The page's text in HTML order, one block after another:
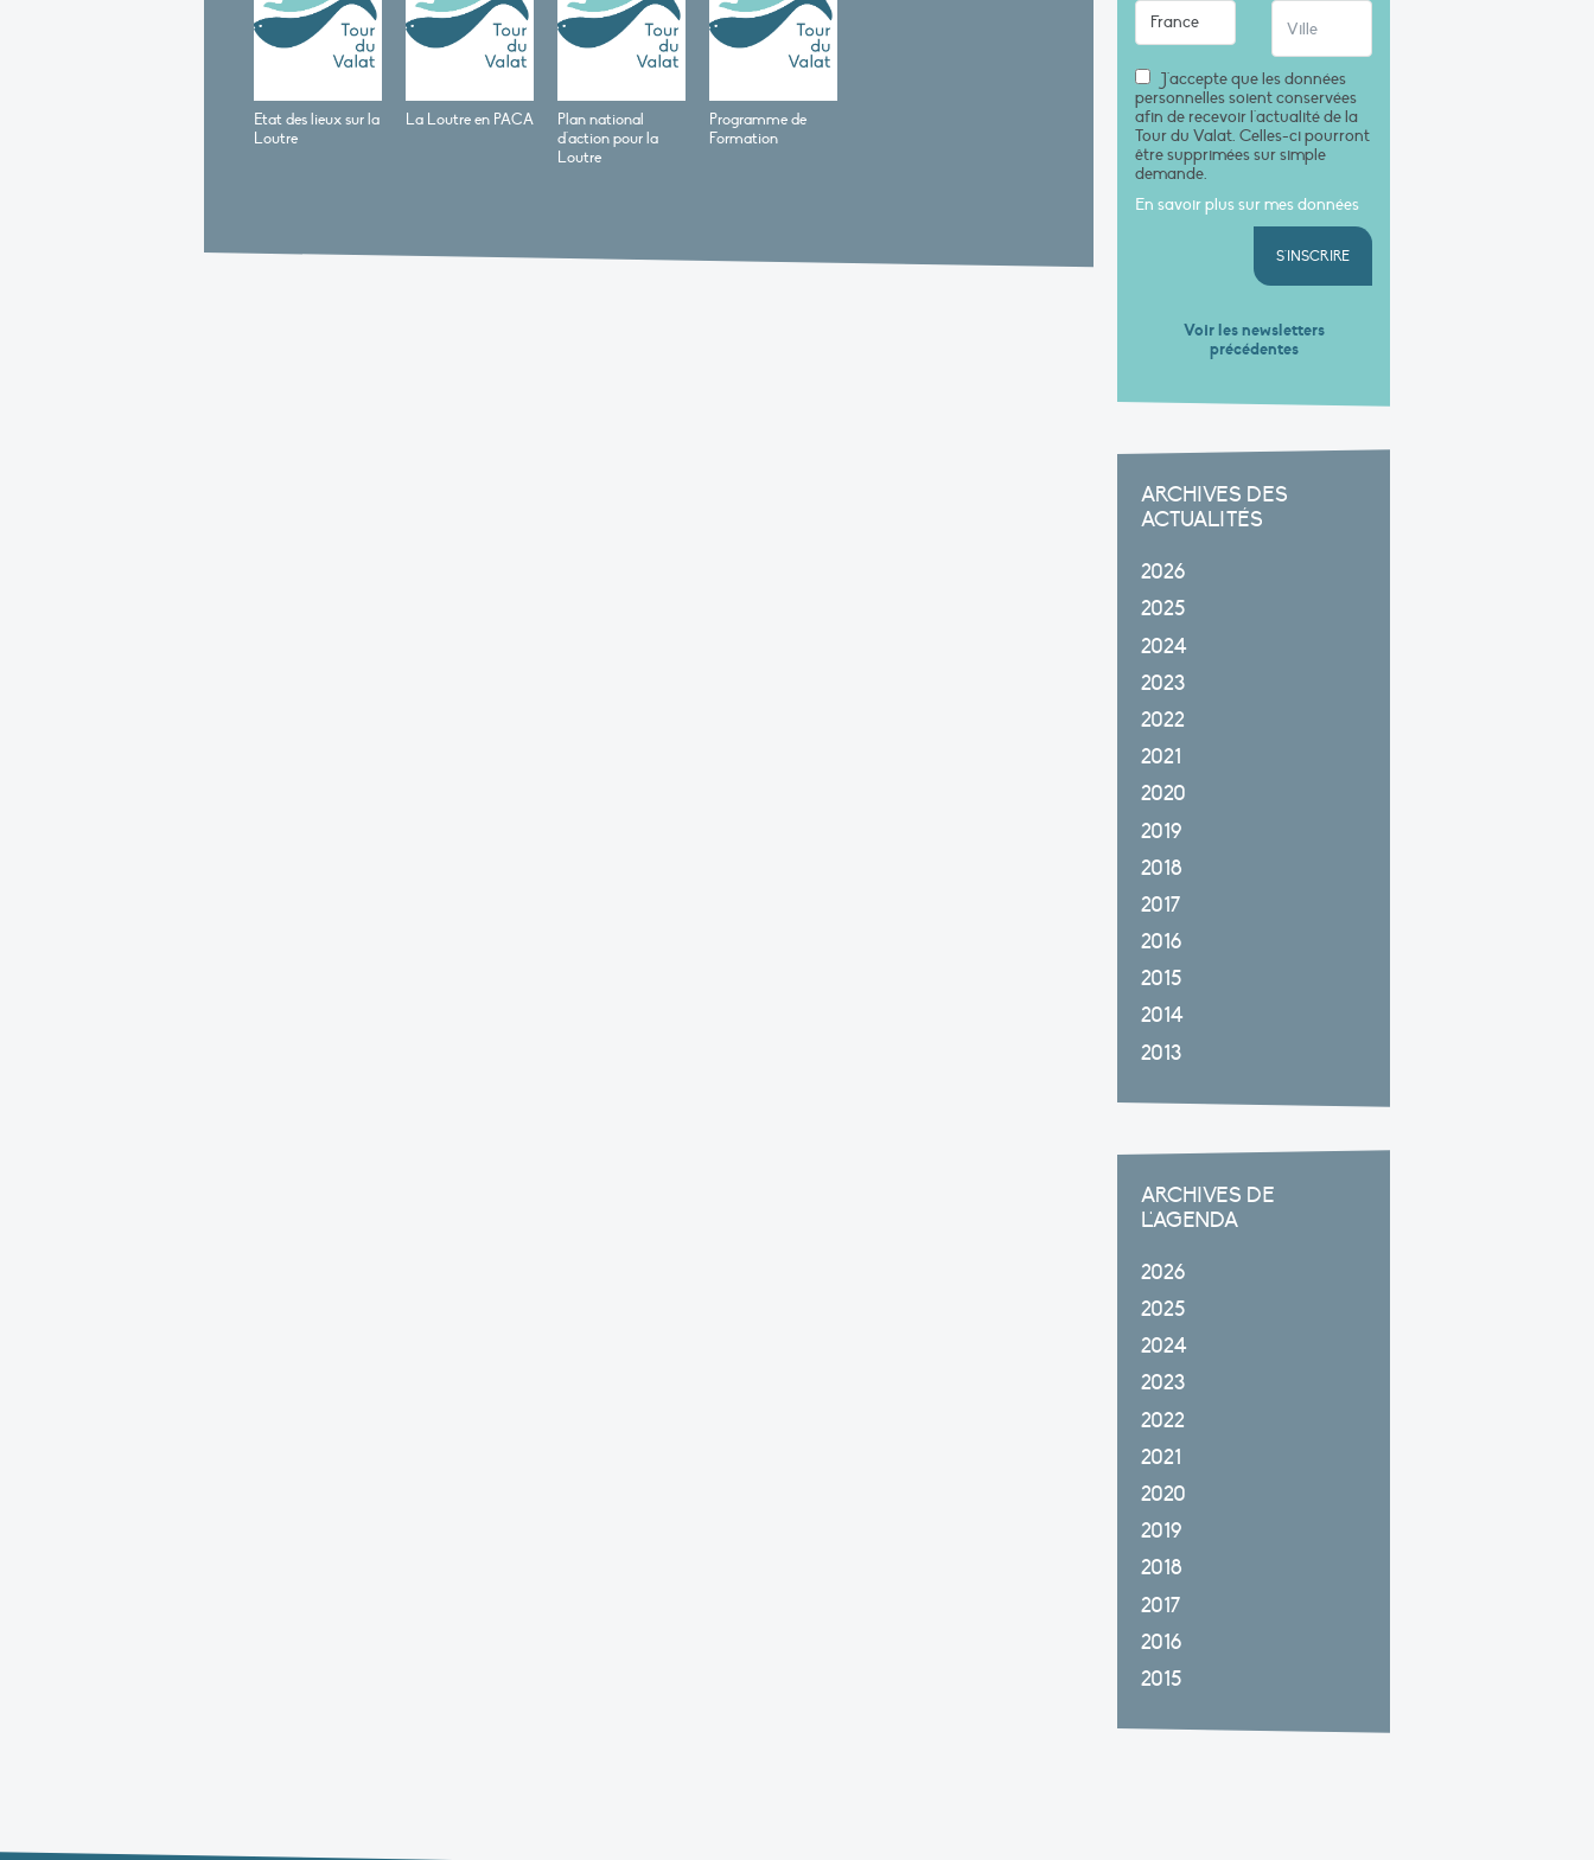
Etat des lieux sur la
Loutre
La Loutre en PACA
Plan national
d'action pour la
Loutre
Programme de
Formation
J'accepte que les données
personnelles soient conservées
afin de recevoir l'actualité de la
Tour du Valat. Celles-ci pourront
être supprimées sur simple
demande.
En savoir plus sur mes données
S'INSCRIRE
Voir les newsletters
précédentes
ARCHIVES DES
ACTUALITÉS
2026
2025
2024
2023
2022
2021
2020
2019
2018
2017
2016
2015
2014
2013
ARCHIVES DE
L'AGENDA
2026
2025
2024
2023
2022
2021
2020
2019
2018
2017
2016
2015